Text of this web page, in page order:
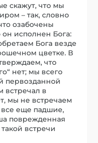
скажут, что мы
– так, словно
озабочены
исполнен Бога:
Бога везде
цветке. В
что
нет; мы всего
первозданной
встречал в
мы не встречаем
еще падшие,
поврежденная
встречи